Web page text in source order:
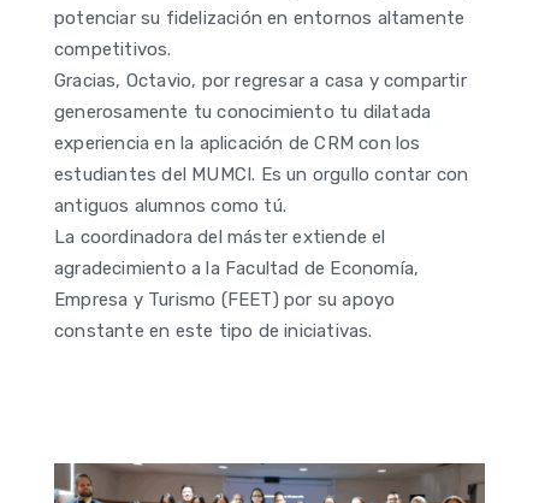
potenciar su fidelización en entornos altamente
competitivos.
Gracias, Octavio, por regresar a casa y compartir
generosamente tu conocimiento tu dilatada
experiencia en la aplicación de CRM con los
estudiantes del MUMCI. Es un orgullo contar con
antiguos alumnos como tú.
La coordinadora del máster extiende el
agradecimiento a la Facultad de Economía,
Empresa y Turismo (FEET) por su apoyo
constante en este tipo de iniciativas.